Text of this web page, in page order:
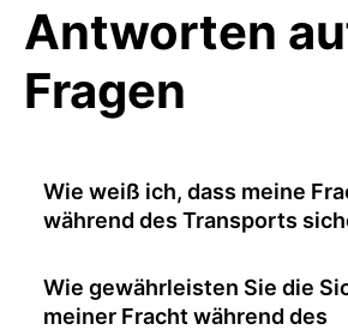
Antworten
Fragen
Wie weiß ich, dass meine
während des Transports
Wie gewährleisten Sie die
meiner Fracht während des